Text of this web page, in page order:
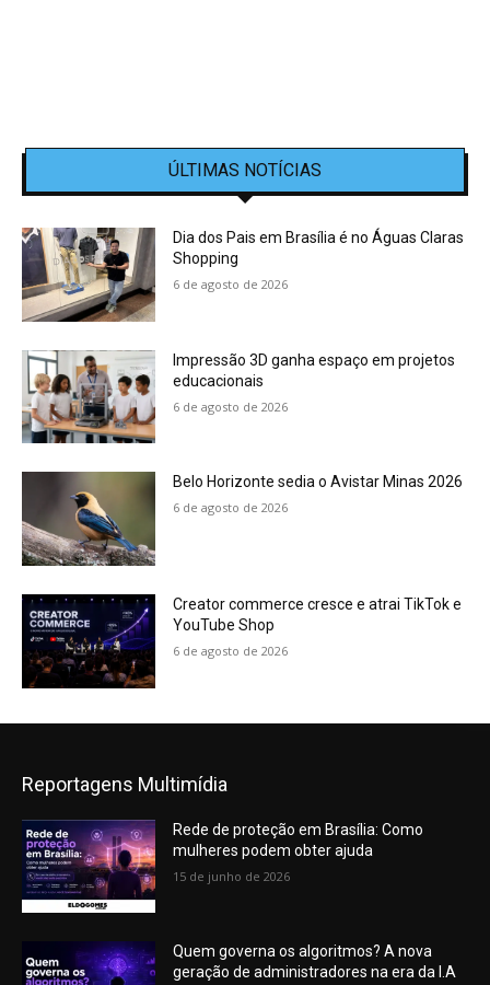
ÚLTIMAS NOTÍCIAS
Dia dos Pais em Brasília é no Águas Claras
Shopping
6 de agosto de 2026
Impressão 3D ganha espaço em projetos
educacionais
6 de agosto de 2026
Belo Horizonte sedia o Avistar Minas 2026
6 de agosto de 2026
Creator commerce cresce e atrai TikTok e
YouTube Shop
6 de agosto de 2026
Reportagens Multimídia
Rede de proteção em Brasília: Como
mulheres podem obter ajuda
15 de junho de 2026
Quem governa os algoritmos? A nova
geração de administradores na era da I.A